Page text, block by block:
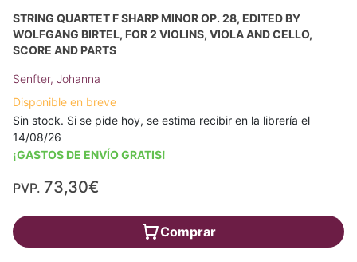
STRING QUARTET F SHARP MINOR OP. 28, EDITED BY
WOLFGANG BIRTEL, FOR 2 VIOLINS, VIOLA AND CELLO,
SCORE AND PARTS
Senfter, Johanna
Disponible en breve
Sin stock. Si se pide hoy, se estima recibir en la librería el
14/08/26
¡GASTOS DE ENVÍO GRATIS!
PVP. 73,30€
Comprar